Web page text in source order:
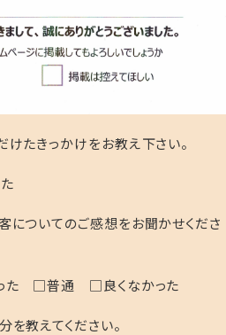
たきっかけをお教え下さい。
についてのご感想をお聞かせくださ
た □普通 □良くなかった
を教えてください。